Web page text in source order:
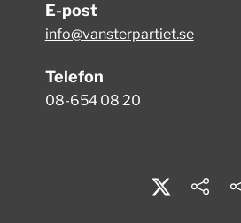
E-post
info@vansterpartiet.se
Telefon
08-654 08 20